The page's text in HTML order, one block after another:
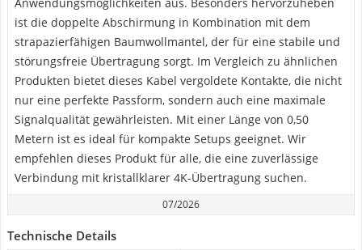
ist die doppelte Abschirmung in Kombination mit dem
strapazierfähigen Baumwollmantel, der für eine stabile und
störungsfreie Übertragung sorgt. Im Vergleich zu ähnlichen
Produkten bietet dieses Kabel vergoldete Kontakte, die nicht
nur eine perfekte Passform, sondern auch eine maximale
Signalqualität gewährleisten. Mit einer Länge von 0,50
Metern ist es ideal für kompakte Setups geeignet. Wir
empfehlen dieses Produkt für alle, die eine zuverlässige
Verbindung mit kristallklarer 4K-Übertragung suchen.
07/2026
Technische Details